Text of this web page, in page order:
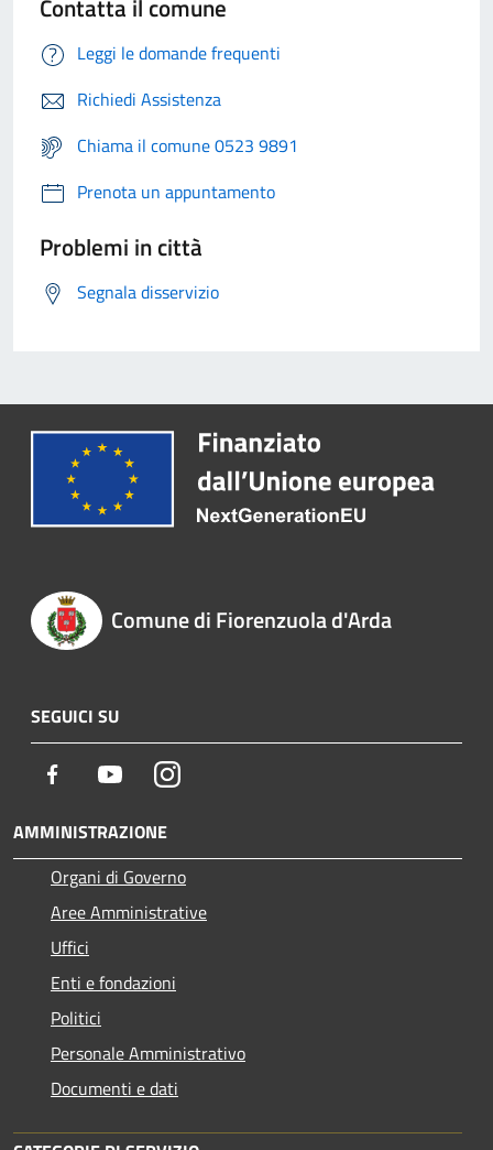
Contatta il comune
Leggi le domande frequenti
Richiedi Assistenza
Chiama il comune 0523 9891
Prenota un appuntamento
Problemi in città
Segnala disservizio
Comune di Fiorenzuola d'Arda
SEGUICI SU
Facebook YoutubeInstagram
AMMINISTRAZIONE
Organi di Governo
Aree Amministrative
Uffici
Enti e fondazioni
Politici
Personale Amministrativo
Documenti e dati